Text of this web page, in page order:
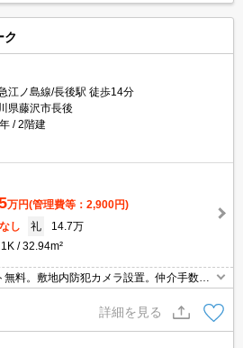
ク
江ノ島線/長後駅 徒歩14分
県藤沢市長後
2階建
万円(管理費等：2,900円)
なし 礼
14.7万
1K 32.94m²
料。敷地内防犯カメラ設置。仲介手数料
の角部屋。オンライン対応相談可。経済
の24時間管理。詳細はお問い合わせくださ
詳細を見る